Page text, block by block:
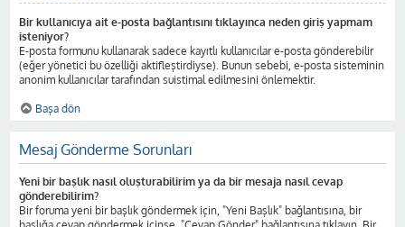
Bir kullanıcıya ait e-posta bağlantısını tıklayınca neden giriş yapmam
isteniyor?
E-posta formunu kullanarak sadece kayıtlı kullanıcılar e-posta gönderebilir
(eğer yönetici bu özelliği aktifleştirdiyse). Bunun sebebi, e-posta sisteminin
anonim kullanıcılar tarafından suistimal edilmesini önlemektir.
Başa dön
Mesaj Gönderme Sorunları
Yeni bir başlık nasıl oluşturabilirim ya da bir mesaja nasıl cevap
gönderebilirim?
Bir foruma yeni bir başlık göndermek için, "Yeni Başlık" bağlantısına, bir